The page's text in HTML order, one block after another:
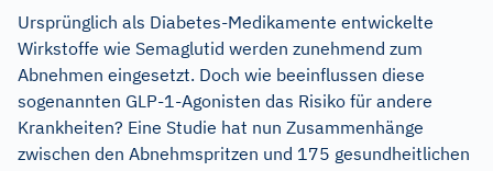
Ursprünglich als Diabetes-Medikamente entwickelte
Wirkstoffe wie Semaglutid werden zunehmend zum
Abnehmen eingesetzt. Doch wie beeinflussen diese
sogenannten GLP-1-Agonisten das Risiko für andere
Krankheiten? Eine Studie hat nun Zusammenhänge
zwischen den Abnehmspritzen und 175 gesundheitlichen